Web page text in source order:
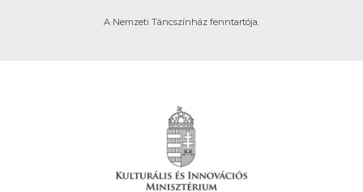
A Nemzeti Táncszínház fenntartója.